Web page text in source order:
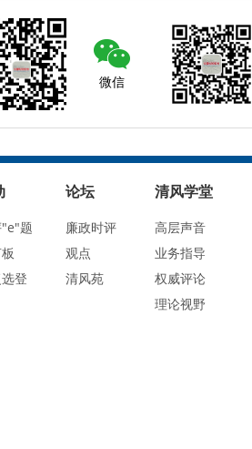
微信
"e"题
登
论坛
廉政时评
观点
清风苑
清风学堂
高层声音
业务指导
权威评论
理论视野